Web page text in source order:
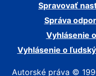
Spravovať
Správa
Vyhlásenie
Vyhlásenie o
Autorské práva ©